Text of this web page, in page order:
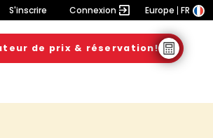
S'inscrire Connexion Europe FR
de prix & réservation!